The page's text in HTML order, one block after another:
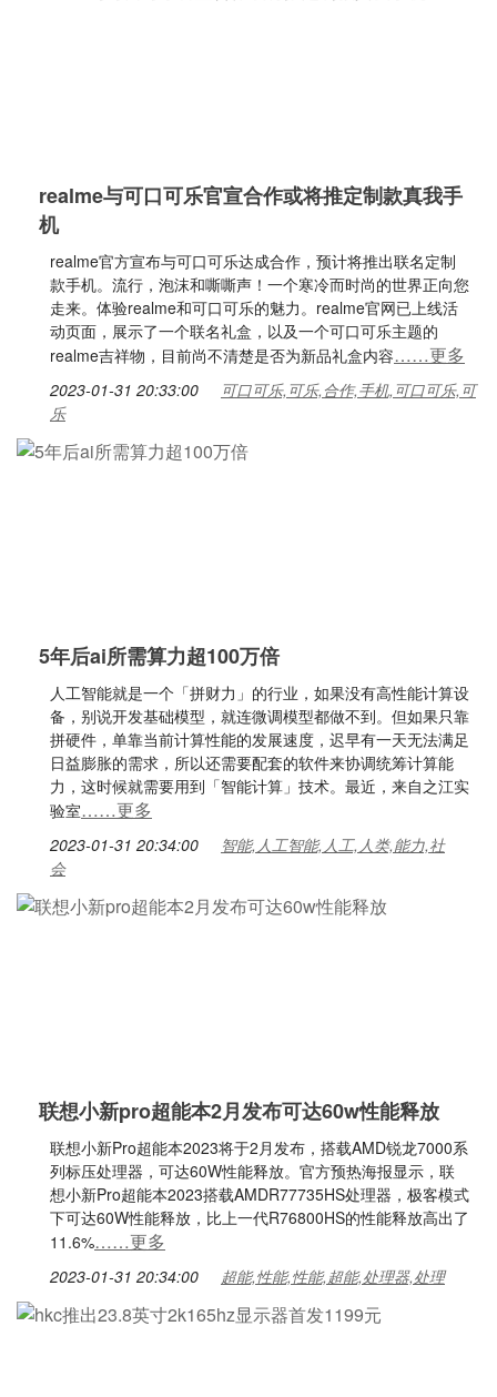
realme与可口可乐官宣合作或将推定制款真我手
机
realme官方宣布与可口可乐达成合作，预计将推出联名定制
款手机。流行，泡沫和嘶嘶声！一个寒冷而时尚的世界正向您
走来。体验realme和可口可乐的魅力。realme官网已上线活
动页面，展示了一个联名礼盒，以及一个可口可乐主题的
realme吉祥物，目前尚不清楚是否为新品礼盒内容……更多
2023-01-31 20:33:00
可口可乐,可乐,合作,手机,可口可乐,可
乐
5年后ai所需算力超100万倍
人工智能就是一个「拼财力」的行业，如果没有高性能计算设
备，别说开发基础模型，就连微调模型都做不到。但如果只靠
拼硬件，单靠当前计算性能的发展速度，迟早有一天无法满足
日益膨胀的需求，所以还需要配套的软件来协调统筹计算能
力，这时候就需要用到「智能计算」技术。最近，来自之江实
验室……更多
2023-01-31 20:34:00
智能,人工智能,人工,人类,能力,社
会
联想小新pro超能本2月发布可达60w性能释放
联想小新Pro超能本2023将于2月发布，搭载AMD锐龙7000系
列标压处理器，可达60W性能释放。官方预热海报显示，联
想小新Pro超能本2023搭载AMDR77735HS处理器，极客模式
下可达60W性能释放，比上一代R76800HS的性能释放高出了
11.6%……更多
2023-01-31 20:34:00 超能,性能,性能,超能,处理器,处理